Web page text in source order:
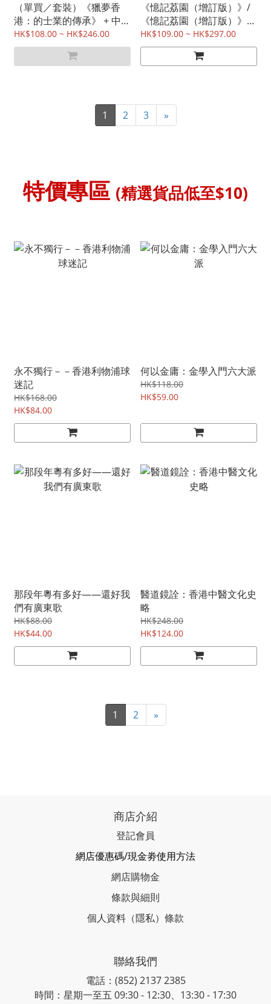
（單買／套裝）《獵夢香
港：的士業的傳承》 + 中華
書局 X TINY 限量版電鍍紅
的士
HK$108.00 ~ HK$246.00
《憶記荔園（增訂版）》/
《憶記荔園（增訂版）》
+Tiny 荔園中巴巴士模型
HK$109.00 ~ HK$297.00
1 2 3 »
特價專區 (精選貨品低至$10)
永不獨行－－香港利物浦球
迷記
HK$168.00
HK$84.00
何以金庸：金學入門六大派
HK$118.00
HK$59.00
那段年粵有多好——還好我
們有廣東歌
HK$88.00
HK$44.00
醫道鏡詮：香港中醫文化史
略
HK$248.00
HK$124.00
1 2 »
商店介紹
登記會員
網店優惠碼/現金劵使用方法
網店購物金
條款與細則
個人資料（隱私）條款
聯絡我們
電話：(852) 2137 2385
時間：星期一至五 09:30 - 12:30、13:30 - 17:30